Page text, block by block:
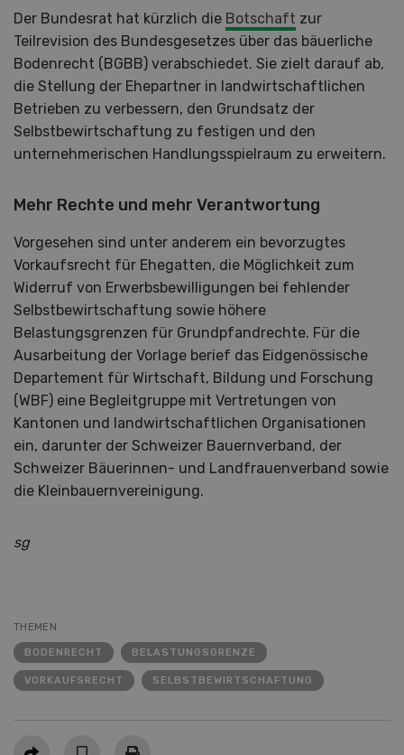
Der Bundesrat hat kürzlich die Botschaft zur
Teilrevision des Bundesgesetzes über das bäuerliche
Bodenrecht (BGBB) verabschiedet. Sie zielt darauf ab,
die Stellung der Ehepartner in landwirtschaftlichen
Betrieben zu verbessern, den Grundsatz der
Selbstbewirtschaftung zu festigen und den
unternehmerischen Handlungsspielraum zu erweitern.
Mehr Rechte und mehr Verantwortung
Vorgesehen sind unter anderem ein bevorzugtes
Vorkaufsrecht für Ehegatten, die Möglichkeit zum
Widerruf von Erwerbsbewilligungen bei fehlender
Selbstbewirtschaftung sowie höhere
Belastungsgrenzen für Grundpfandrechte. Für die
Ausarbeitung der Vorlage berief das Eidgenössische
Departement für Wirtschaft, Bildung und Forschung
(WBF) eine Begleitgruppe mit Vertretungen von
Kantonen und landwirtschaftlichen Organisationen
ein, darunter der Schweizer Bauernverband, der
Schweizer Bäuerinnen- und Landfrauenverband sowie
die Kleinbauernvereinigung.
sg
THEMEN
BODENRECHT BELASTUNGSGRENZE
VORKAUFSRECHT SELBSTBEWIRTSCHAFTUNG
Teilen